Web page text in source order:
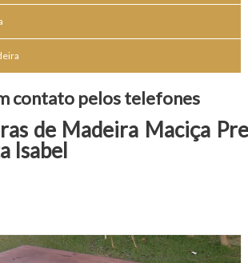
contato pelos telefones
de Madeira Maciça
Isabel